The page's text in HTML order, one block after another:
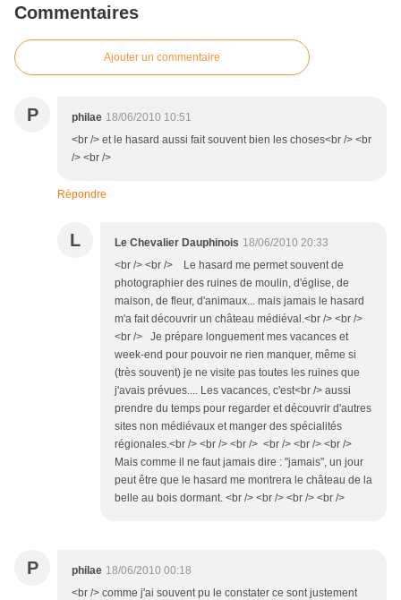
Commentaires
Ajouter un commentaire
P philae 18/06/2010 10:51
<br /> et le hasard aussi fait souvent bien les choses<br /> <br
/> <br />
Répondre
L Le Chevalier Dauphinois 18/06/2010 20:33
<br /> <br /> Le hasard me permet souvent de
photographier des ruines de moulin, d'église, de
maison, de fleur, d'animaux... mais jamais le hasard
m'a fait découvrir un château médiéval.<br /> <br />
<br /> Je prépare longuement mes vacances et
week-end pour pouvoir ne rien manquer, même si
(très souvent) je ne visite pas toutes les ruines que
j'avais prévues.... Les vacances, c'est<br /> aussi
prendre du temps pour regarder et découvrir d'autres
sites non médiévaux et manger des spécialités
régionales.<br /> <br /> <br /> <br /> <br /> <br />
Mais comme il ne faut jamais dire : "jamais", un jour
peut être que le hasard me montrera le château de la
belle au bois dormant. <br /> <br /> <br /> <br />
P philae 18/06/2010 00:18
<br /> comme j'ai souvent pu le constater ce sont justement